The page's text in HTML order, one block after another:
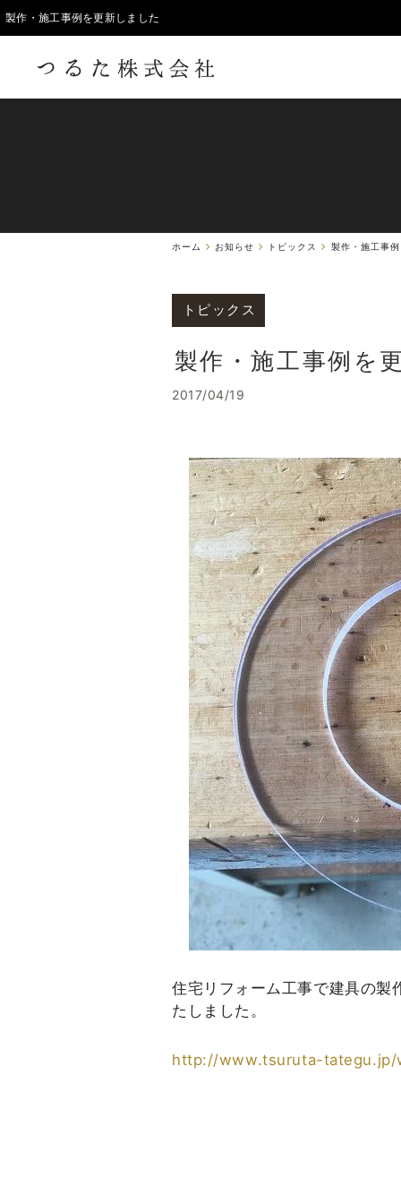
製作・施工事例を更新しました
ホーム お知らせ トピックス 製作・施工事
トピックス
製作・施工事例を
2017/04/19
住宅リフォーム工事で建具の製
たしました。
http://www.tsuruta-tategu.jp/